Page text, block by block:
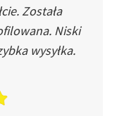
Została
Niski
wysyłka.